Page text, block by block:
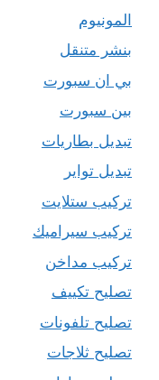
المونيوم
بنشر متنقل
بي ان سبورت
بين سبورت
تبديل بطاريات
تبديل تواير
تركيب ستلايت
تركيب سيراميك
تركيب مداخن
تصليح تكييف
تصليح تلفونات
تصليح ثلاجات